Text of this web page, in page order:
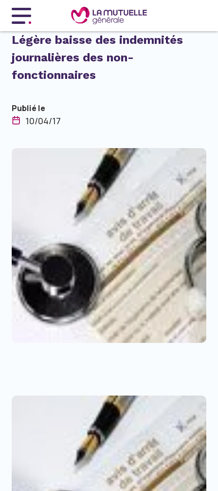
Menu principal
Légère baisse des indemnités
journalières des non-
fonctionnaires
Publié le
10/04/17